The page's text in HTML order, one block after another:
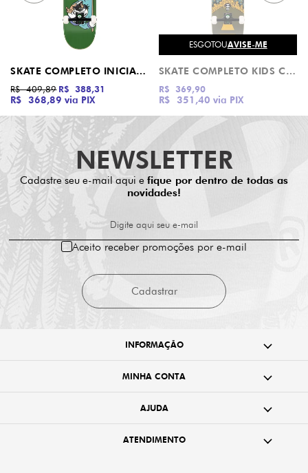
SKATE COMPLETO INICIANTE COLLECTION SÉRIE BULLDOG DROP DEAD
R$ 368,89 via PIX
R$ 409,89 R$ 388,31
ESGOTOUAVISE-ME
SKATE COMPLETO KIDS CHILDZZILA CHILD
R$ 351,40 via PIX
R$ 369,90
NEWSLETTER
Cadastre seu e-mail aqui e fique por dentro de todas as
novidades!
Digite aqui seu e-mail
Cadastrar
Aceito receber promoções por e-mail
INFORMAÇÃO
MINHA CONTA
AJUDA
ATENDIMENTO